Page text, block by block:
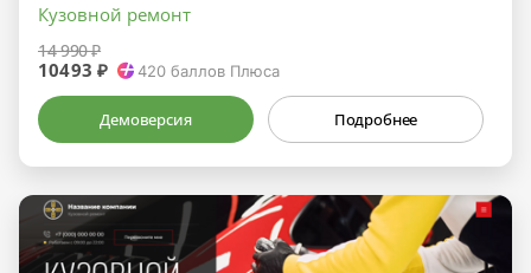
Кузовной ремонт
14 990 ₽
10493 ₽ 420 баллов Плюса
Демоверсия Подробнее